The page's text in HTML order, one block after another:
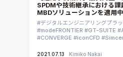
SPDMや技術継承における
MBDソリューションを適用
デジタルエンジニアリングプラ
modeFRONTIER
GT-SUITE
CONVERGE
iconCFD
2021.07.13 Kimiko Nakai